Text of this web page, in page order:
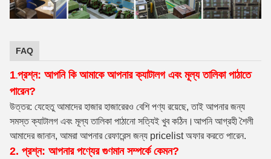
FAQ
1.প্রশ্ন: আপনি কি আমাকে আপনার ক্যাটালগ এবং মূল্য তালিকা পাঠাতে
পারেন?
উত্তর: যেহেতু আমাদের হাজার হাজারেরও বেশি পণ্য রয়েছে, তাই আপনার জন্য
সমস্ত ক্যাটালগ এবং মূল্য তালিকা পাঠানো সত্যিই খুব কঠিন।আপনি আগ্রহী শৈলী
আমাদের জানান, আমরা আপনার রেফারেন্স জন্য pricelist অফার করতে পারেন.
2. প্রশ্ন: আপনার পণ্যের গুণমান সম্পর্কে কেমন?